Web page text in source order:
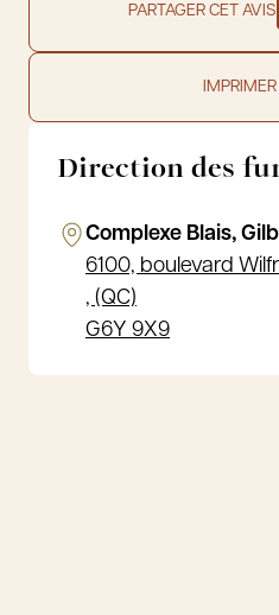
PARTAGER CET AVIS
IMPRIMER
Direction des
Complexe Blais,
6100, boulevard
, (QC)
G6Y 9X9